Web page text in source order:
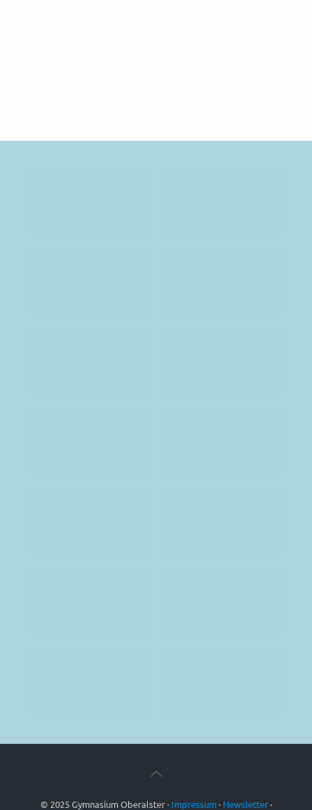
© 2025 Gymnasium Oberalster · Impressum· Newsletter·